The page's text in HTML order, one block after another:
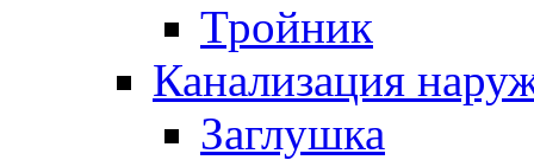
Тройник
Канализация
Заглушка